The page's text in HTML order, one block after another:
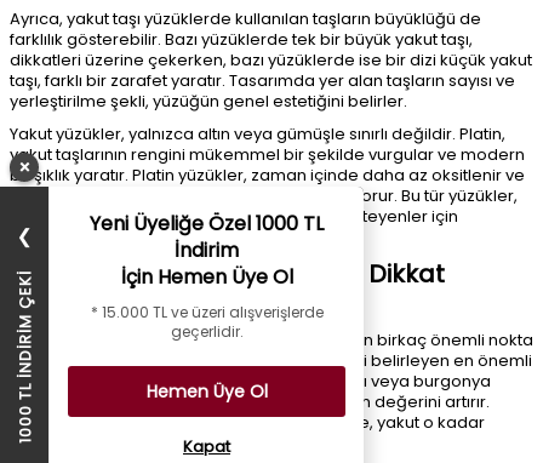
Ayrıca, yakut taşı yüzüklerde kullanılan taşların büyüklüğü de
farklılık gösterebilir. Bazı yüzüklerde tek bir büyük yakut taşı,
dikkatleri üzerine çekerken, bazı yüzüklerde ise bir dizi küçük yakut
taşı, farklı bir zarafet yaratır. Tasarımda yer alan taşların sayısı ve
yerleştirilme şekli, yüzüğün genel estetiğini belirler.
Yakut yüzükler, yalnızca altın veya gümüşle sınırlı değildir. Platin,
yakut taşlarının rengini mükemmel bir şekilde vurgular ve modern
bir şıklık yaratır. Platin yüzükler, zaman içinde daha az oksitlenir ve
dayanıklılığı ile uzun yıllar boyunca değerini korur. Bu tür yüzükler,
zarif ve sofistike bir görünüme sahip olmak isteyenler için
mükemmel bir tercihtir.
Yakut Yüzük Seçerken Nelere Dikkat
Edilmeli?
Yakut yüzük seçerken dikkat edilmesi gereken birkaç önemli nokta
vardır. Öncelikle, taşın rengi, yakutun kalitesini belirleyen en önemli
faktördür. İdeal yakut, derin kırmızı, kan kırmızı veya burgonya
tonlarında olmalıdır. Renginin yoğunluğu, taşın değerini artırır.
Ayrıca, taşın rengi ne kadar saf ve homojense, yakut o kadar
değerli kabul edilir.
×
❯
1000 TL İNDİRİM ÇEKİ
Yeni Üyeliğe Özel 1000 TL
İndirim
İçin Hemen Üye Ol
* 15.000 TL ve üzeri alışverişlerde
geçerlidir.
Hemen Üye Ol
Kapat